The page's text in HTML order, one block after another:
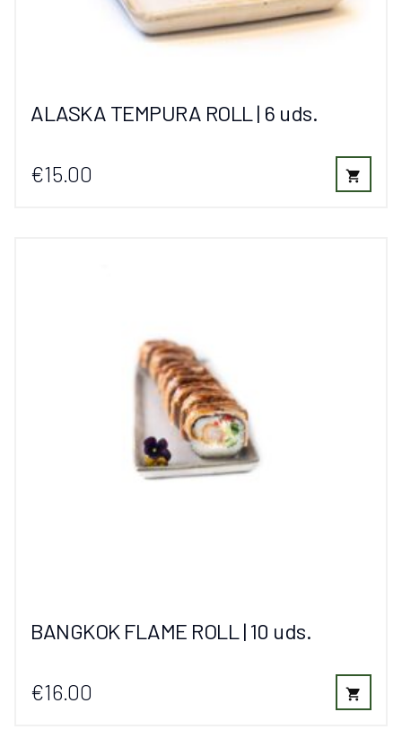
ALASKA TEMPURA ROLL | 6 uds.
€15.00 shopping_cart
BANGKOK FLAME ROLL | 10 uds.
€16.00 shopping_cart